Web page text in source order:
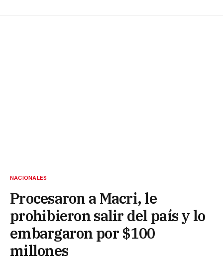
NACIONALES
Procesaron a Macri, le
prohibieron salir del país y lo
embargaron por $100
millones